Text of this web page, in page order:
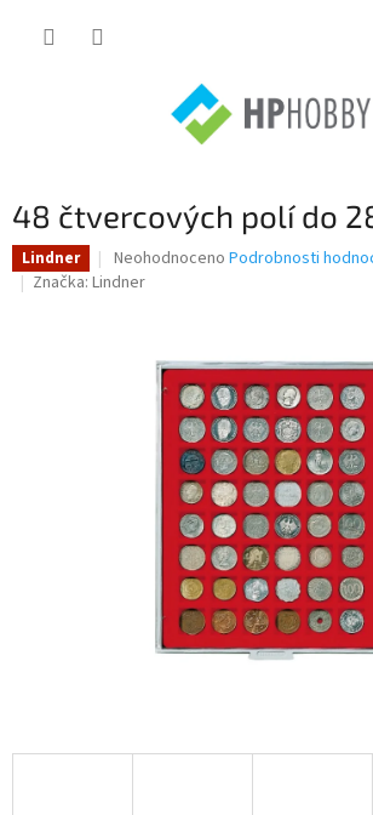
48 čtvercových polí do
Lindner
Průměrné
hodnocení
hvězdiček.
Neohodnoceno Podrobnosti
Značka: Lindner